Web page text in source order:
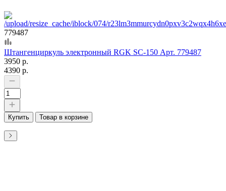
779487
Штангенциркуль электронный RGK SC-150 Арт. 779487
3950 р.
4390 р.
Купить Товар в корзине